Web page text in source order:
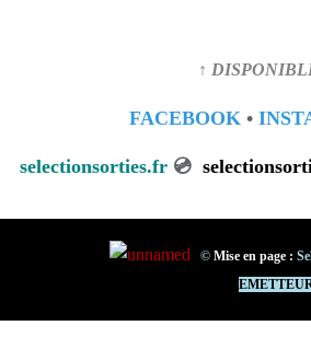
↑
FACEBOOK•
selectionsorties.fr💿
© Mise en page :